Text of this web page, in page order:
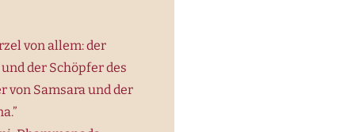
von allem: der
der Schöpfer des
von Samsara und der